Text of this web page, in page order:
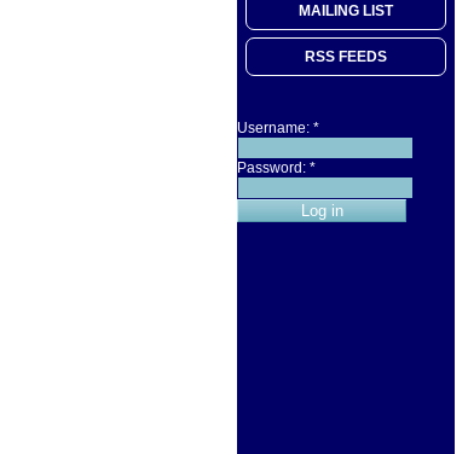
MAILING LIST
RSS FEEDS
Username: *
Password: *